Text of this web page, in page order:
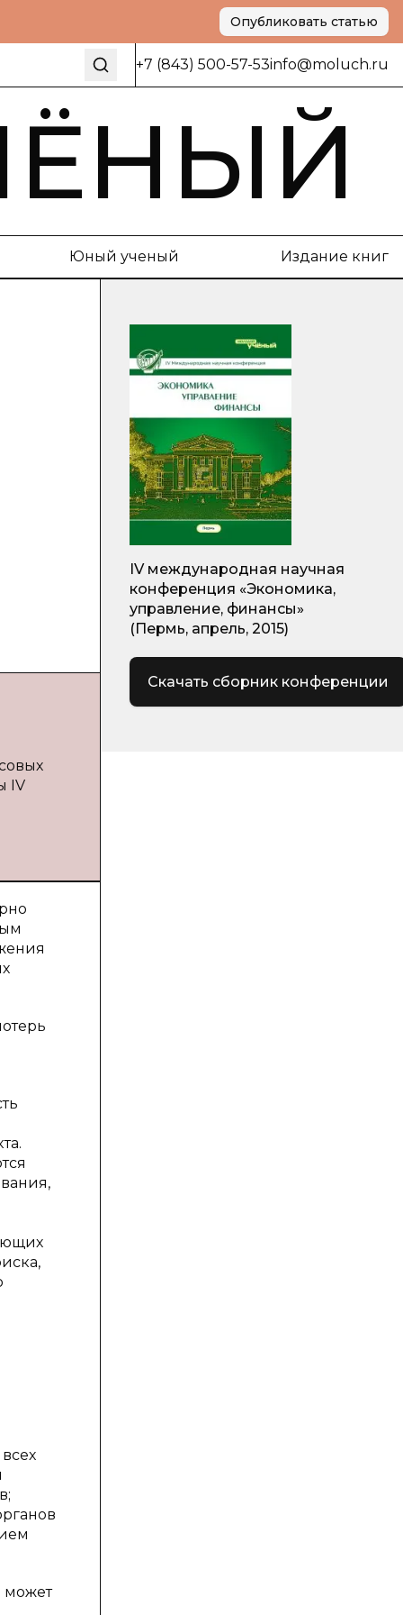
Опубликовать статью
+7 (843) 500-57-53info@moluch.ru
Юный ученый Издание книг
IV
может
IV международная научная
конференция «Экономика,
управление, финансы»
(Пермь, апрель, 2015)
Скачать сборник конференции